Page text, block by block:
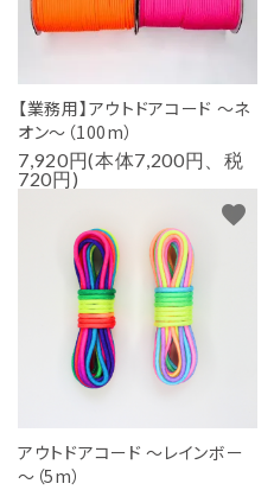
【業務用】アウトドアコード ～ネ
オン～（100m）
7,920円(本体7,200円、税
720円)
アウトドアコード ～レインボー
～（5m）
favorite